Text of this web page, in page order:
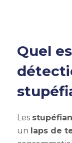
Quel
Les
un laps de